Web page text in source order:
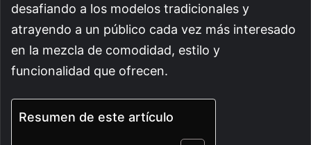
desafiando a los modelos tradicionales y
atrayendo a un público cada vez más interesado
en la mezcla de comodidad, estilo y
funcionalidad que ofrecen.
Resumen de este artículo